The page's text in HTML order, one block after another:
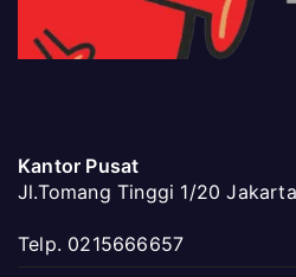
Kantor Pusat
Jl.Tomang Tinggi 1/20
Telp. 0215666657